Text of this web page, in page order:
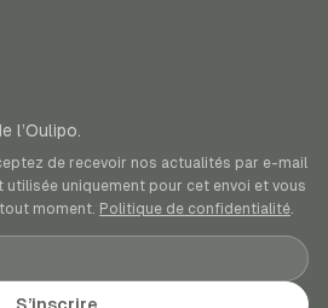
l’Oulipo.
de recevoir nos actualités par e-mail
utilisée uniquement pour cet envoi et vous
moment. Politique de confidentialité.